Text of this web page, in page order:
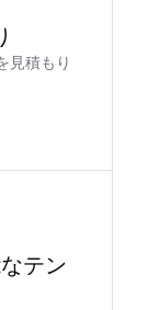
見積もり
テン